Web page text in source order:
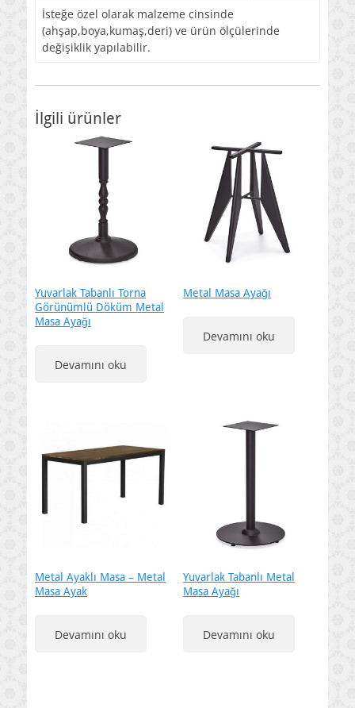
İsteğe özel olarak malzeme cinsinde
(ahşap,boya,kumaş,deri) ve ürün ölçülerinde
değişiklik yapılabilir.
İlgili ürünler
Yuvarlak Tabanlı Torna
Görünümlü Döküm Metal
Masa Ayağı
Devamını oku
Metal Masa Ayağı
Devamını oku
Metal Ayaklı Masa – Metal
Masa Ayak
Devamını oku
Yuvarlak Tabanlı Metal
Masa Ayağı
Devamını oku